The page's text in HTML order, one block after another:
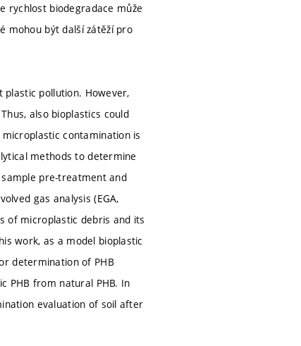
rychlost biodegradace může
mohou být další zátěží pro
plastic pollution. However,
also bioplastics could
contamination is
methods to determine
pre-treatment and
gas analysis (EGA,
of microplastic debris and its
work, as a model bioplastic
determination of PHB
PHB from natural PHB. In
evaluation of soil after